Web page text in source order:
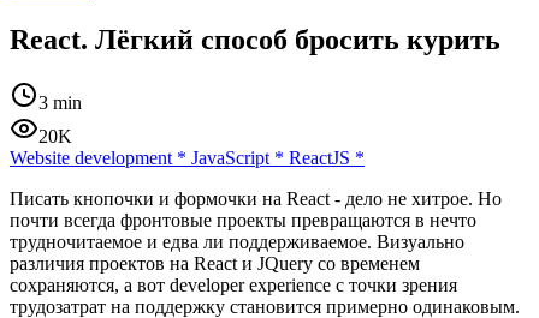
React. Лёгкий способ бросить курить
3 min
20K
Website development * JavaScript * ReactJS *
Писать кнопочки и формочки на React - дело не хитрое. Но
почти всегда фронтовые проекты превращаются в нечто
трудночитаемое и едва ли поддерживаемое. Визуально
различия проектов на React и JQuery со временем
сохраняются, а вот developer experience с точки зрения
трудозатрат на поддержку становится примерно одинаковым.